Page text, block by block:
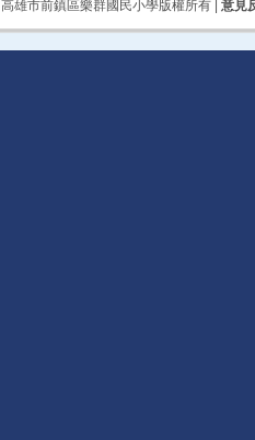
高雄市前鎮區樂群國民小學版權所有 | 意見